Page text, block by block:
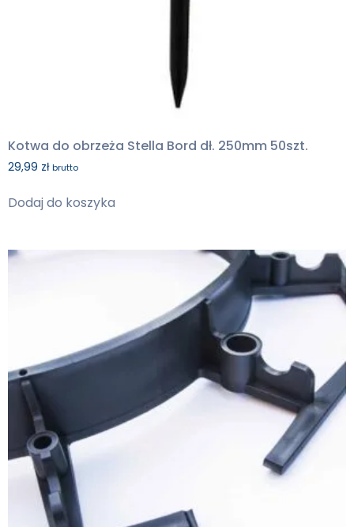
Kotwa do obrzeża Stella Bord dł. 250mm 50szt.
29,99 zł brutto
Dodaj do koszyka